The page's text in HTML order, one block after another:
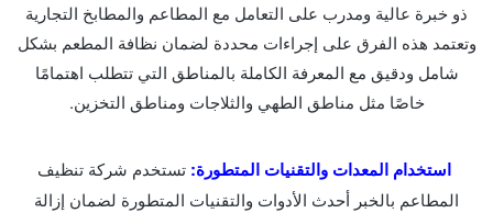
ذو خبرة عالية ومدرب على التعامل مع المطاعم والمطابخ التجارية
وتعتمد هذه الفرق على إجراءات محددة لضمان نظافة المطعم بشكل
شامل ودقيق مع المعرفة الكاملة بالمناطق التي تتطلب اهتمامًا
خاصًا مثل مناطق الطهي والثلاجات ومناطق التخزين.
استخدام المعدات والتقنيات المتطورة: تستخدم شركة تنظيف
المطاعم بالخبر أحدث الأدوات والتقنيات المتطورة لضمان إزالة